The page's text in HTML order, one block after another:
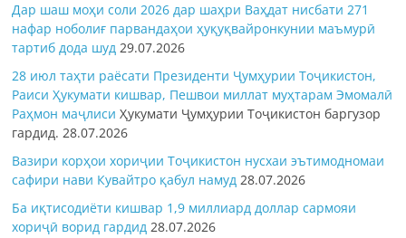
Дар шаш моҳи соли 2026 дар шаҳри Ваҳдат нисбати 271
нафар ноболиғ парвандаҳои ҳуқуқвайронкунии маъмурӣ
тартиб дода шуд 29.07.2026
28 июл таҳти раёсати Президенти Ҷумҳурии Тоҷикистон,
Раиси Ҳукумати кишвар, Пешвои миллат муҳтарам Эмомалӣ
Раҳмон маҷлисиҲукумати Ҷумҳурии Тоҷикистон баргузор
гардид.28.07.2026
Вазири корҳои хориҷии Тоҷикистон нусхаи эътимодномаи
сафири нави Кувайтро қабул намуд 28.07.2026
Ба иқтисодиёти кишвар 1,9 миллиард доллар сармояи
хориҷӣ ворид гардид 28.07.2026